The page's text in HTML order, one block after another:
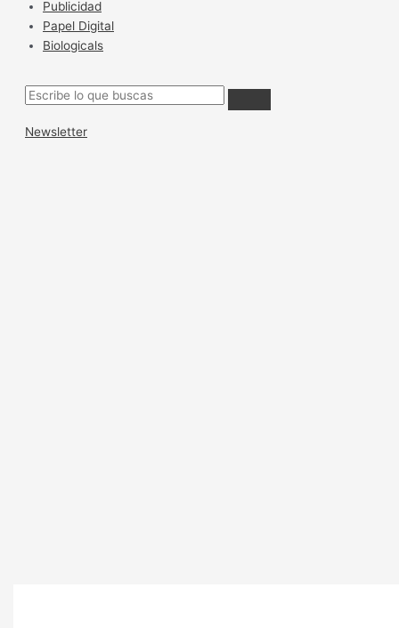
Publicidad
Papel Digital
Biologicals
Newsletter